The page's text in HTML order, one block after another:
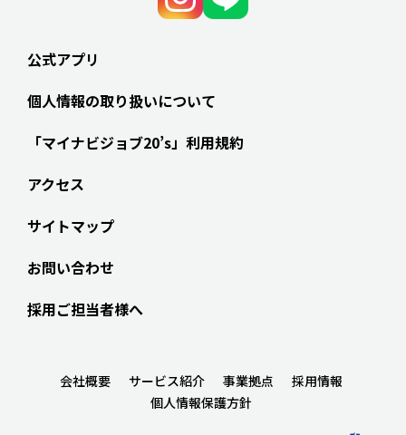
公式アプリ
個人情報の取り扱いについて
「マイナビジョブ20’s」利用規約
アクセス
サイトマップ
お問い合わせ
採用ご担当者様へ
会社概要 サービス紹介 事業拠点
採用情報
個人情報保護方針